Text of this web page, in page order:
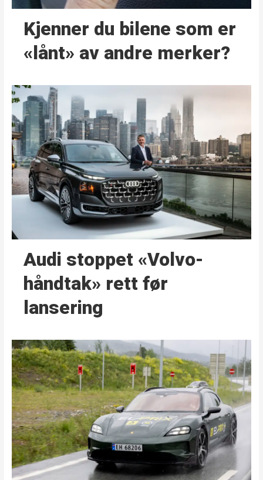
Kjenner du bilene som er
«lånt» av andre merker?
Audi stoppet «Volvo-
håndtak» rett før
lansering